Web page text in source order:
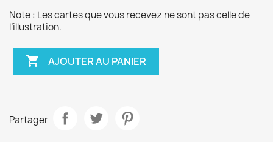
Note : Les cartes que vous recevez ne sont pas celle de
l’illustration.
 AJOUTER AU PANIER
Partager